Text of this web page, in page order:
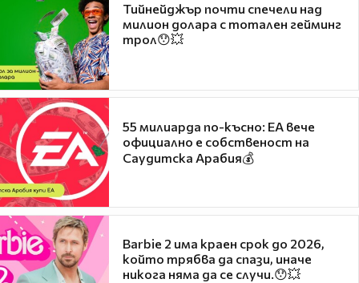
Тийнейджър почти спечели над
милион долара с тотален гейминг
трол😯💥
55 милиарда по-късно: EA вече
официално е собственост на
Саудитска Арабия💰
Barbie 2 има краен срок до 2026,
който трябва да спази, иначе
никога няма да се случи.😯💥